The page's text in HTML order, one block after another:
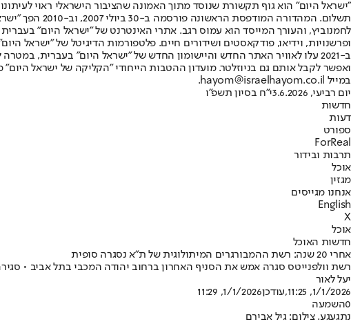
"ישראל היום" הוא גוף תקשורת שנוסד מתוך האמונה שהציבור הישראלי ראוי
תשלום.
ופרשנויות, וידיאו, פודקאסטים ושידורים חיים. פלטפורמות הדיגיטל של "ישראל
ב-2021 עלו לאוויר האתר החדש והיישומון החדש של "ישראל היום" בעברית,
ואפשר לקבל אותם גם בניוזלטר. מועדון ההטבות הייחודי "הקליקה של ישראל
במייל hayom@israelhayom.co.il.
יום רביעי, 3.6.2026
י"ח בסיון תשפ"ו
חדשות
דעות
ספורט
ForReal
תרבות ובידור
אוכל
מגזין
אנחנו מגייסים
English
X
אוכל
חדשות האוכל
אחרי 20 שנה: רשת ההמבורגרים המיתולוגית של ת"א נסגרה סופית
רשת וולפנייטס סגרה אמש את הסניף האחרון ברחוב יהודה המכבי בתל אביב •
יעל לאור
1/1/2026, 11:25
,עודכן1/1/2026, 11:29
0השמעה
נתגעגע. צילום: גיל אבירם